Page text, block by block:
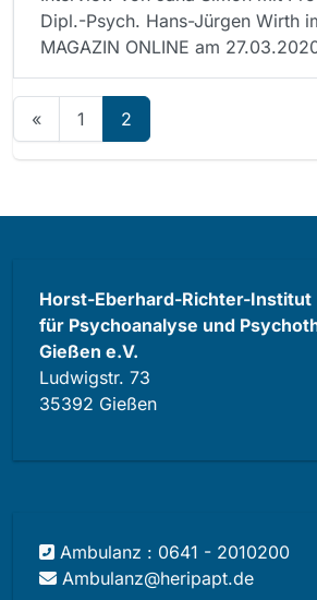
Dipl.-Psych. Hans-Jürgen Wirth
MAGAZIN ONLINE am
« 1 2
Horst-Eberhard-Richter-Institut
für Psychoanalyse und
Gießen e.V.
Ludwigstr. 73
35392 Gießen
Ambulanz : 0641 - 2010200
Ambulanz@heripapt.de